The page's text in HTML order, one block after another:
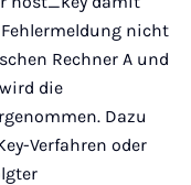
nicht
Rechner A und
die
Dazu
Verfahren oder